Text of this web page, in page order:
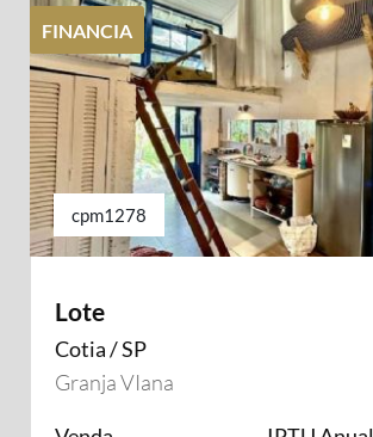
FINANCIA
cpm1278
Lote
Cotia / SP
Granja VIana